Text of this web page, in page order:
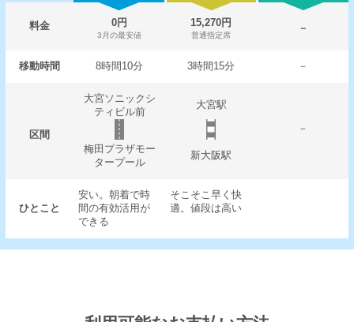
料金 0円
3月の最安値
15,270円
普通指定席
－
移動時間 8時間10分 3時間15分 －
区間
大宮ソニックシ
ティビル前
大宮駅
－
梅田プラザモー
タープール
新大阪駅
ひとこと
安い。朝着で時
間の有効活用が
できる
そこそこ早く快
適。値段は高い